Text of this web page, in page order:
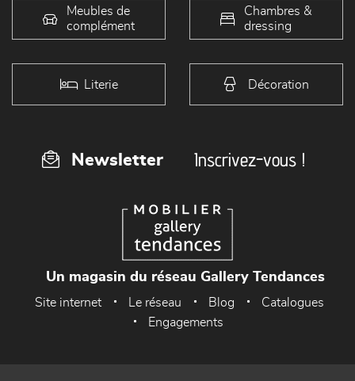
Meubles de
complément
Chambres &
dressing
Literie Décoration
Newsletter Inscrivez-vous !
Un magasin du réseau Gallery Tendances
Site internet Le réseau Blog
Catalogues
Engagements